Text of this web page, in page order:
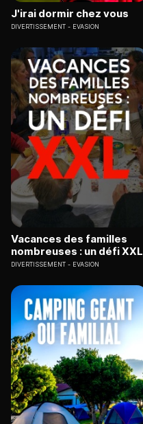
J'irai dormir chez vous
DIVERTISSEMENT EVASION
Vacances des familles
nombreuses : un défi XXL
DIVERTISSEMENT EVASION